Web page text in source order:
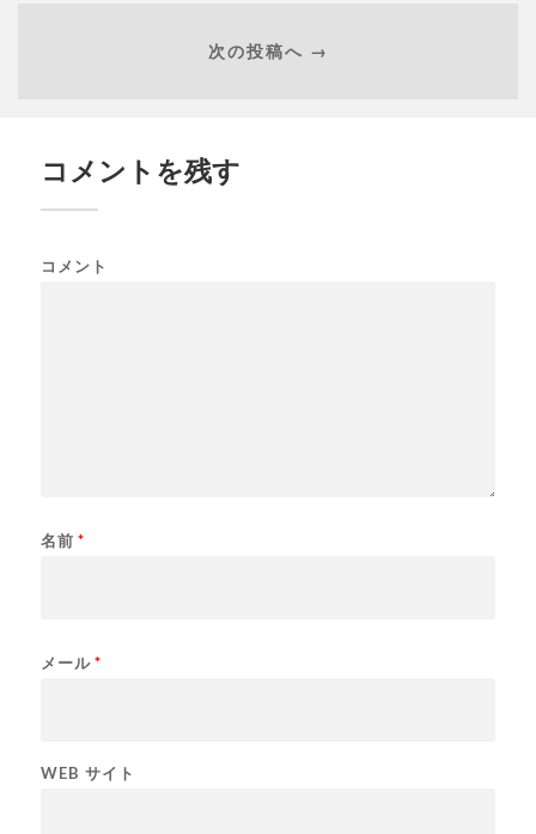
次の投稿へ →
コメントを残す
コメント
名前 *
メール *
WEB サイト